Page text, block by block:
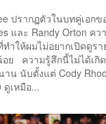
ปรากฏตัวในบทคู่เอกข
และ Randy Orton คว
ให้ผมไม่อยากเปิดดูรา
ย ความรู้สึกนี้ไม่ได้เกิ
นับตั้งแต่ Cody
ดูเหมือ...